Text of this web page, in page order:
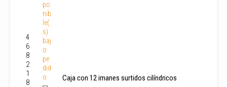
4
6
8
2
1
8
po
nib
le(
s)
baj
o
pe
did
o
Caja con 12 imanes surtidos cilíndricos